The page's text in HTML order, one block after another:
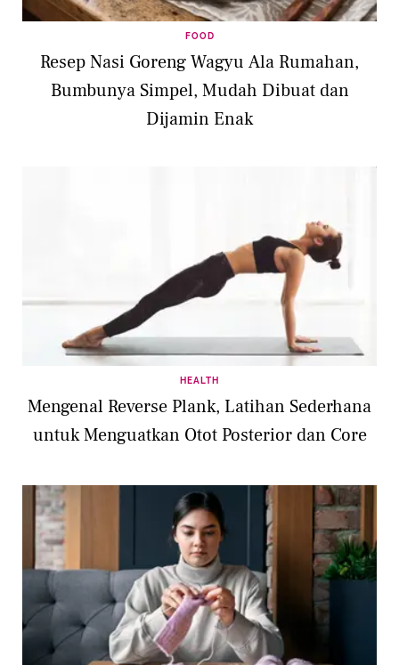
FOOD
Resep Nasi Goreng Wagyu Ala Rumahan,
Bumbunya Simpel, Mudah Dibuat dan
Dijamin Enak
HEALTH
Mengenal Reverse Plank, Latihan Sederhana
untuk Menguatkan Otot Posterior dan Core